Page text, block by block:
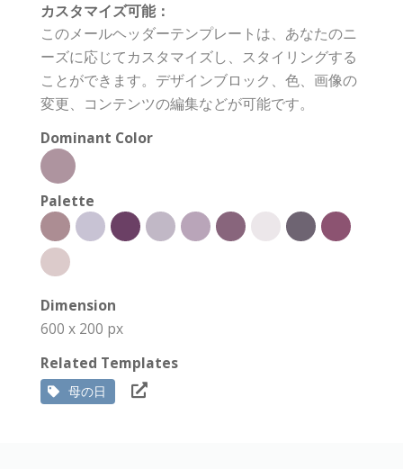
カスタマイズ可能：
このメールヘッダーテンプレートは、あなたのニ
ーズに応じてカスタマイズし、スタイリングする
ことができます。デザインブロック、色、画像の
変更、コンテンツの編集などが可能です。
Dominant Color
Palette
Dimension
600 x 200 px
Related Templates
母の日